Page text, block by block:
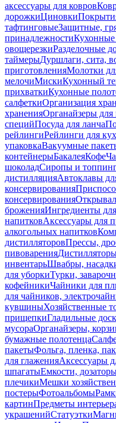
аксессуары для ковров
дорожкиЦиновки
тафтинговыеЗащитные,
принадлежности
овощерезкиРазделочные
таймерыДуршлаги, сита,
приготовленияМолотки
мелочиМискиКухонный
прихваткиКухонные
салфеткиОрганизация
храненияОрганайзеры для
специйПосуда для ланча
рейлингиРейлинги для
упаковкаВакуумные
контейнерыБакалеяКофе
шоколадСиропы и
дистилляцияАвтоклавы
консервирования
консервирования
броженияИнгредиенты
напитковАксессуары для
алкогольных напитков
дистилляторовПрессы,
пивоварения
инвентарьШвабры,
для уборкиТурки,
кофейникиЧайники для
для чайников,
кувшиныХозяйственные
прищепкиГладильные
мусораОрганайзеры,
бумажные полотенца
пакетыФольга, пленка,
для глаженияАксессуары
шпагатыЕмкости,
плечикиМешки
постерыФотоальбомы
картинПредметы
украшенийСтатуэтки